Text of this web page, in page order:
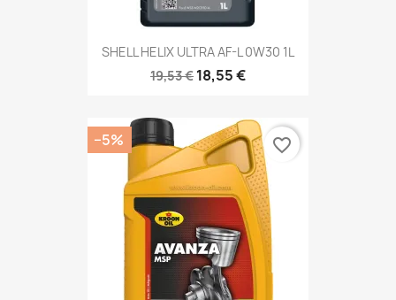
SHELL HELIX ULTRA AF-L 0W30 1L
19,53 € 18,55 €
−5% favorite_border